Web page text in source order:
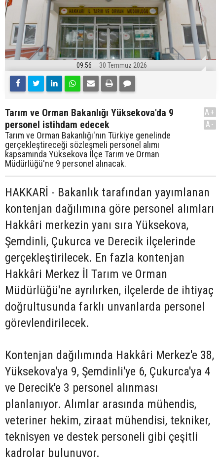
09:56 30 Temmuz 2026
Tarım ve Orman Bakanlığı Yüksekova'da 9
personel istihdam edecek
Tarım ve Orman Bakanlığı'nın Türkiye genelinde
gerçekleştireceği sözleşmeli personel alımı
kapsamında Yüksekova İlçe Tarım ve Orman
Müdürlüğü'ne 9 personel alınacak.
A+
A-
HAKKARİ - Bakanlık tarafından yayımlanan
kontenjan dağılımına göre personel alımları
Hakkâri merkezin yanı sıra Yüksekova,
Şemdinli, Çukurca ve Derecik ilçelerinde
gerçekleştirilecek. En fazla kontenjan
Hakkâri Merkez İl Tarım ve Orman
Müdürlüğü'ne ayrılırken, ilçelerde de ihtiyaç
doğrultusunda farklı unvanlarda personel
görevlendirilecek.
Kontenjan dağılımında Hakkâri Merkez'e 38,
Yüksekova'ya 9, Şemdinli'ye 6, Çukurca'ya 4
ve Derecik'e 3 personel alınması
planlanıyor. Alımlar arasında mühendis,
veteriner hekim, ziraat mühendisi, tekniker,
teknisyen ve destek personeli gibi çeşitli
kadrolar bulunuyor.